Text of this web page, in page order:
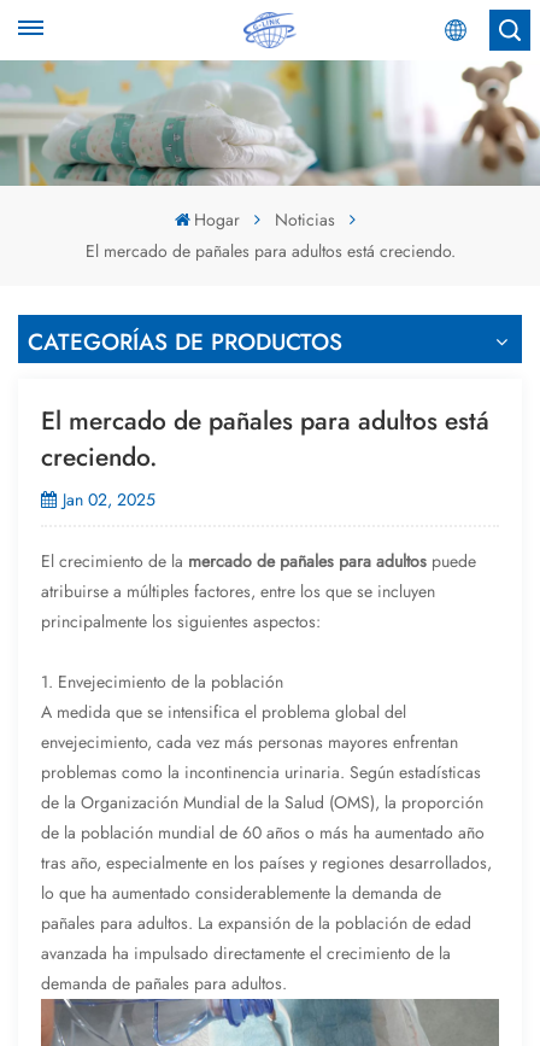
Español
English
عربي
Hogar
Noticias
El mercado de pañales para adultos está creciendo.
CATEGORÍAS DE PRODUCTOS
El mercado de pañales para adultos está
creciendo.
Jan 02, 2025
El crecimiento de la mercado de pañales para adultos puede
atribuirse a múltiples factores, entre los que se incluyen
principalmente los siguientes aspectos:
1. Envejecimiento de la población
A medida que se intensifica el problema global del
envejecimiento, cada vez más personas mayores enfrentan
problemas como la incontinencia urinaria. Según estadísticas
de la Organización Mundial de la Salud (OMS), la proporción
de la población mundial de 60 años o más ha aumentado año
tras año, especialmente en los países y regiones desarrollados,
lo que ha aumentado considerablemente la demanda de
pañales para adultos. La expansión de la población de edad
avanzada ha impulsado directamente el crecimiento de la
demanda de pañales para adultos.